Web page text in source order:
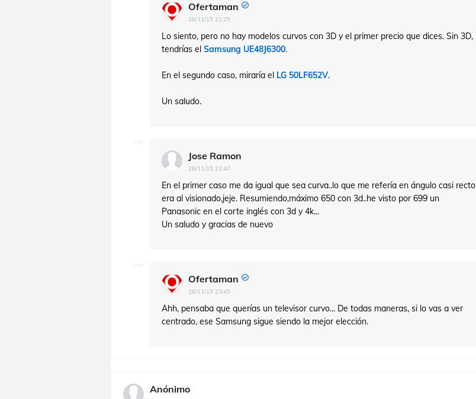
Ofertaman
26/11/15 21:25
Lo siento, pero no hay modelos curvos con 3D y el primer precio que dices. Sin 3D,
tendrías el Samsung UE48J6300.
En el segundo caso, miraría el LG 50LF652V.
Un saludo.
Jose Ramon
26/11/15 22:47
En el primer caso me da igual que sea curva..lo que me refería en ángulo casi recto
era al visionado,jeje. Resumiendo,máximo 650 con 3d..he visto por 699 un
Panasonic en el corte inglés con 3d y 4k...
Un saludo y gracias de nuevo
Ofertaman
26/11/15 23:45
Ahh, pensaba que querías un televisor curvo... De todas maneras, si lo vas a ver
centrado, ese Samsung sigue siendo la mejor elección.
Anónimo